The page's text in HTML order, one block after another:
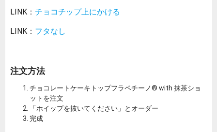
LINK： チョコチップ上にかける
LINK： フタなし
注文方法
チョコレートケーキトップフラペチーノ® with 抹茶ショ
ットを注文
「ホイップを抜いてください」とオーダー
完成